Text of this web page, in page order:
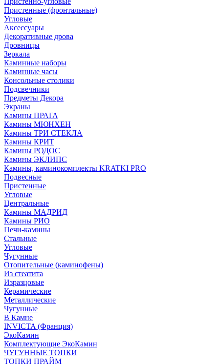
Пристенные (фронтальные)
Угловые
Аксессуары
Декоративные дрова
Дровницы
Зеркала
Каминные наборы
Каминные часы
Консольные столики
Подсвечники
Предметы Декора
Экраны
Камины ПРАГА
Камины МЮНХЕН
Камины ТРИ СТЕКЛА
Камины КРИТ
Камины РОДОС
Камины ЭКЛИПС
Камины, каминокомплекты KRATKI PRO
Подвесные
Пристенные
Угловые
Центральные
Камины МАДРИД
Камины РИО
Печи-камины
Стальные
Угловые
Чугунные
Отопительные (каминофены)
Из стеатита
Изразцовые
Керамические
Металлические
Чугунные
В Камне
INVICTA (Франция)
ЭкоКамин
Комплектующие ЭкоКамин
ЧУГУННЫЕ ТОПКИ
ТОПКИ ПРАЙМ